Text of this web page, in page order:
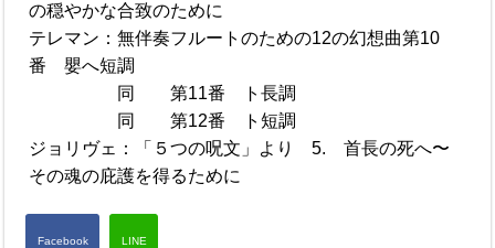
の穏やかな合致のために
テレマン：無伴奏フルートのための12の幻想曲第10
番 嬰へ短調
同 第11番 ト長調
同 第12番 ト短調
ジョリヴェ：「５つの呪文」より 5. 首長の死へ〜
その魂の庇護を得るために